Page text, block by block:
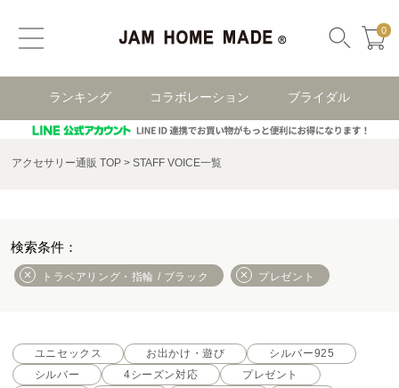
0
ランキング コラボレーション ブライダル
アクセサリー通販 TOP STAFF VOICE一覧
トラペアリング・指輪 / ブラック プレゼント
ユニセックス お出かけ・遊び
シルバー925
シルバー
4シーズン対応
プレゼント